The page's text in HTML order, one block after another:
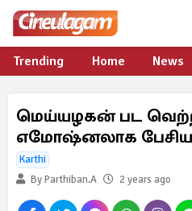
Trending Home News
மெய்யழகன் பட
எமோஷ்னலாக பேசிய
Karthi
By Parthiban.A
2 years ago